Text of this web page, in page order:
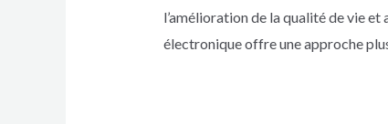
l’amélioration de la qualité de vie
électronique offre une approche